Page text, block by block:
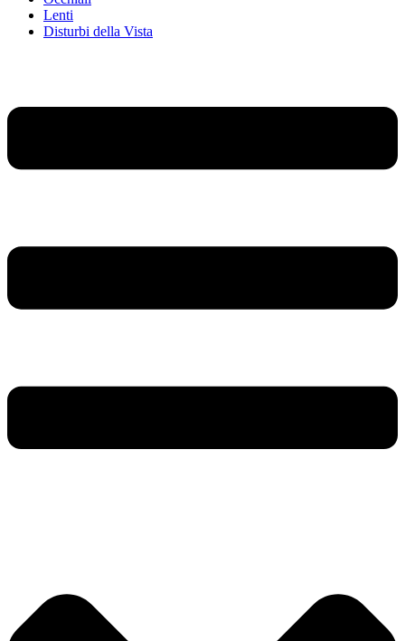
Lenti
Disturbi della Vista